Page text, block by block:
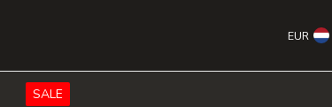
EUR
SALE